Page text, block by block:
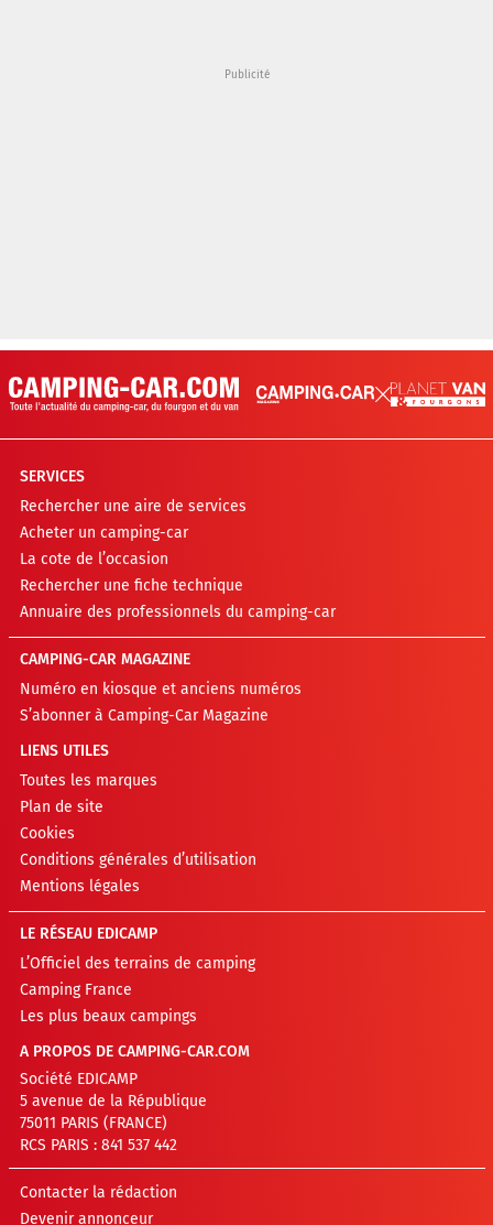
SERVICES
Rechercher une aire de services
Acheter un camping-car
La cote de l’occasion
Rechercher une fiche technique
Annuaire des professionnels du camping-car
CAMPING-CAR MAGAZINE
Numéro en kiosque et anciens numéros
S’abonner à Camping-Car Magazine
LIENS UTILES
Toutes les marques
Plan de site
Cookies
Conditions générales d’utilisation
Mentions légales
LE RÉSEAU EDICAMP
L’Officiel des terrains de camping
Camping France
Les plus beaux campings
A PROPOS DE CAMPING-CAR.COM
Société EDICAMP
5 avenue de la République
75011 PARIS (FRANCE)
RCS PARIS : 841 537 442
Contacter la rédaction
Devenir annonceur